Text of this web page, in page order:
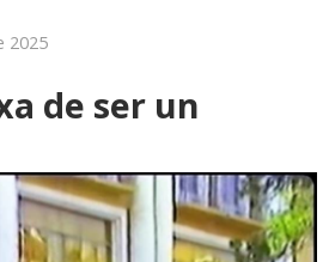
2025
de ser un